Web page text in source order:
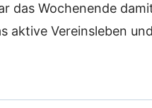
das Wochenende
aktive Vereinsleben